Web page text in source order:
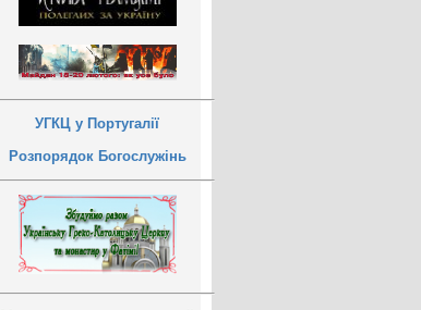
УГКЦ у Португалії
Розпорядок Богослужінь